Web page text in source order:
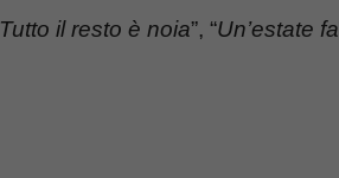
Tutto il resto è noia”, “Un’estate fa